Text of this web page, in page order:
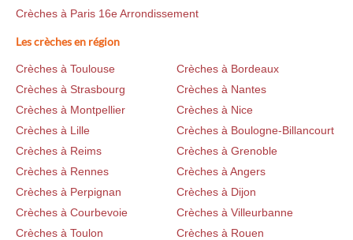
Crèches à Paris 16e Arrondissement
Les crèches en région
Crèches à Toulouse
Crèches à Bordeaux
Crèches à Strasbourg
Crèches à Nantes
Crèches à Montpellier
Crèches à Nice
Crèches à Lille
Crèches à Boulogne-Billancourt
Crèches à Reims
Crèches à Grenoble
Crèches à Rennes
Crèches à Angers
Crèches à Perpignan
Crèches à Dijon
Crèches à Courbevoie
Crèches à Villeurbanne
Crèches à Toulon
Crèches à Rouen